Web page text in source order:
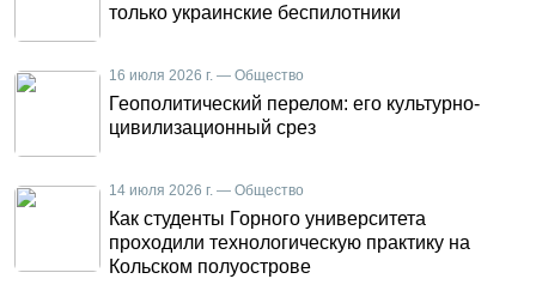
только украинские беспилотники
16 июля 2026 г. — Общество
Геополитический перелом: его культурно-
цивилизационный срез
14 июля 2026 г. — Общество
Как студенты Горного университета
проходили технологическую практику на
Кольском полуострове